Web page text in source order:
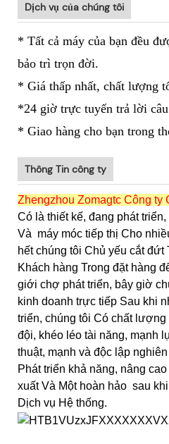
Dịch vụ của chúng tôi
* Tất cả máy của bạn đều
bảo trì trọn đời.
* Giá thấp nhất, chất lượng
*24 giờ trực tuyến trả lời
* Giao hàng cho bạn trong
Thông Tin công ty
Zhengzhou Zomagtc Công ty
Có là thiết kế, đang phát triển,
Và máy móc tiếp thị Cho
hết chúng tôi Chủ yếu cắt đứt
Khách hàng Trong đặt hàng
giới chợ phát triển, bây giờ
kinh doanh trực tiếp Sau khi
triển, chúng tôi Có chất
đội, khéo léo tài năng, mạnh
thuật, mạnh và độc lập
Phát triển khả năng, nâng
xuất Và Một hoàn hảo sau
Dịch vụ Hệ thống.